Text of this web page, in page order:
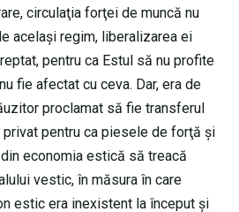
circulaţia forţei de muncă nu
acelaşi regim, liberalizarea ei
pentru ca Estul să nu profite
fie afectat cu ceva. Dar, era de
proclamat să fie transferul
pentru ca piesele de forţă şi
economia estică să treacă
vestic, în măsura în care
estic era inexistent la început şi